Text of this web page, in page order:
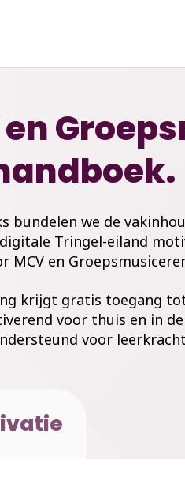
en
bundelen we de
Tringel-eiland
MCV en
krijgt gratis toegang
voor thuis en in
voor